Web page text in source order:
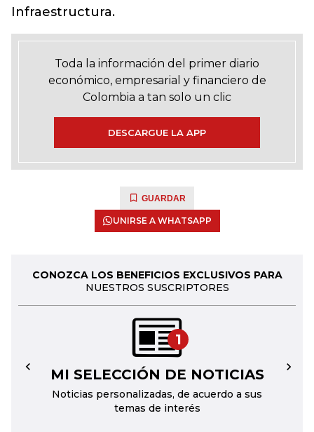
Infraestructura.
Toda la información del primer diario
económico, empresarial y financiero de
Colombia a tan solo un clic
DESCARGUE LA APP
GUARDAR
UNIRSE A WHATSAPP
CONOZCA LOS BENEFICIOS EXCLUSIVOS PARA
NUESTROS SUSCRIPTORES
1
MI SELECCIÓN DE NOTICIAS
Noticias personalizadas, de acuerdo a sus
temas de interés
← →